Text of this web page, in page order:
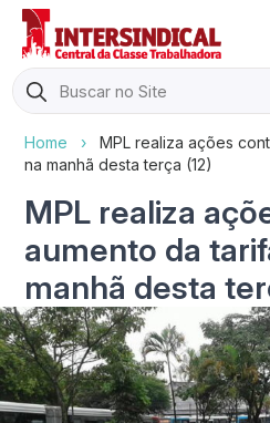
Search
for:
Home ›
MPL realiza ações
na manhã desta terça (12)
MPL realiza
aumento da
manhã desta